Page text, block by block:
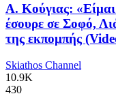
Α. Κούγιας:
έσουρε σε Σοφό,
της εκπομπής
Skiathos Channel
10.9K
430